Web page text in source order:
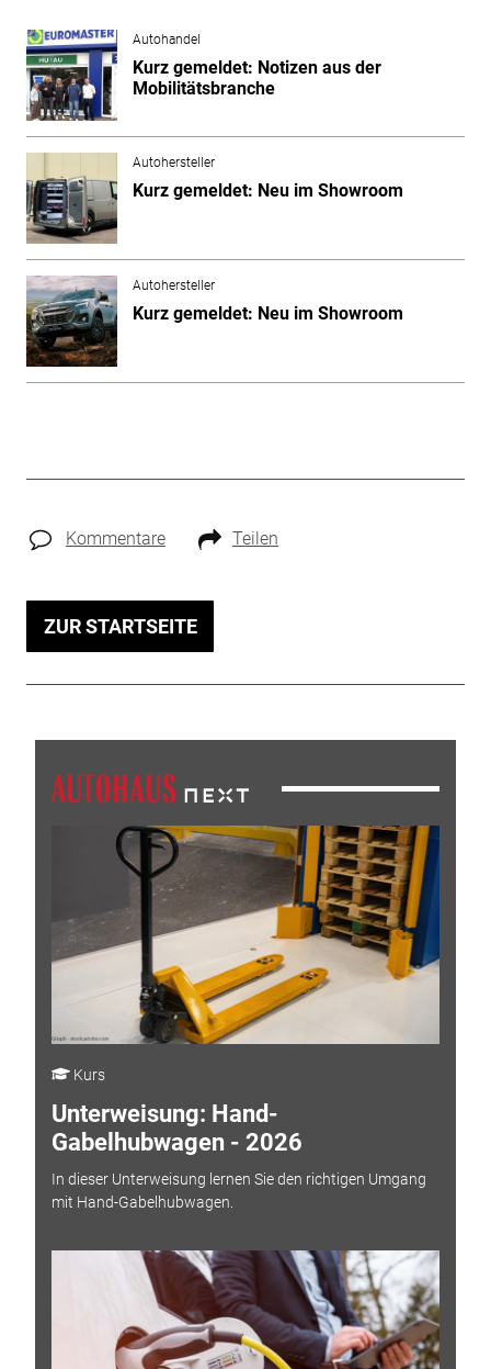
Autohandel
Kurz gemeldet: Notizen aus der
Mobilitätsbranche
Autohersteller
Kurz gemeldet: Neu im Showroom
Autohersteller
Kurz gemeldet: Neu im Showroom
Kommentare Teilen
ZUR STARTSEITE
Kurs
Unterweisung: Hand-
Gabelhubwagen - 2026
In dieser Unterweisung lernen Sie den richtigen Umgang
mit Hand-Gabelhubwagen.